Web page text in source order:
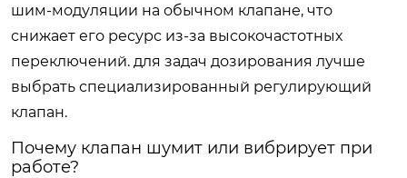
шим-модуляции на обычном клапане, что
снижает его ресурс из-за высокочастотных
переключений. для задач дозирования лучше
выбрать специализированный регулирующий
клапан.
Почему клапан шумит или вибрирует при
работе?